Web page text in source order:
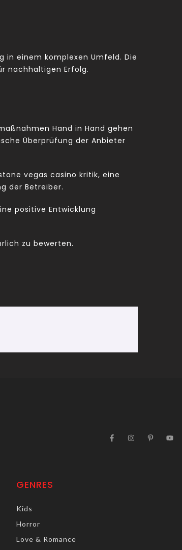
in einem komplexen Umfeld. Die
nachhaltigen Erfolg.
Hand in Hand gehen
Überprüfung der Anbieter
vegas casino kritik, eine
der Betreiber.
positive Entwicklung
zu bewerten.
GENRES
Kids
Horror
Love & Romance